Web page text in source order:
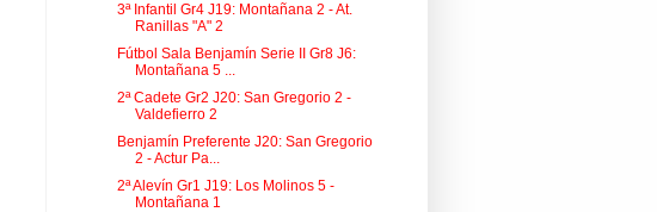
3ª Infantil Gr4 J19: Montañana 2 - At.
Ranillas "A" 2
Fútbol Sala Benjamín Serie II Gr8 J6:
Montañana 5 ...
2ª Cadete Gr2 J20: San Gregorio 2 -
Valdefierro 2
Benjamín Preferente J20: San Gregorio
2 - Actur Pa...
2ª Alevín Gr1 J19: Los Molinos 5 -
Montañana 1